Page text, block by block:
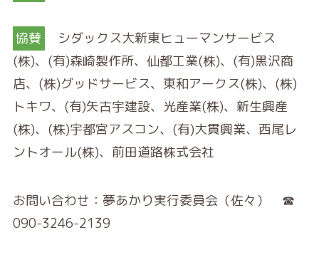
協賛
シダックス大新東ヒューマンサービス
(株)、(有)森崎製作所、仙都工業(株)、(有)黒沢商
店、(株)グッドサービス、東和アークス(株)、(株)
トキワ、(有)矢古宇建設、光産業(株)、新生興産
(株)、(株)宇都宮アスコン、(有)大貫興業、西尾レ
ントオール(株)、前田道路株式会社
お問い合わせ：夢あかり実行委員会（佐々） ☎
090-3246-2139